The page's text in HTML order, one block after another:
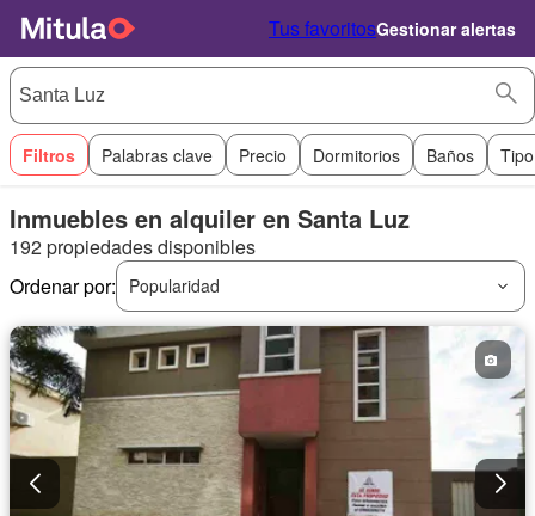
Tus favoritosGestionar alertas
Filtros Palabras clave Precio Dormitorios Baños
Inmuebles en alquiler en Santa Luz
192 propiedades disponibles
Ordenar por:
Popularidad